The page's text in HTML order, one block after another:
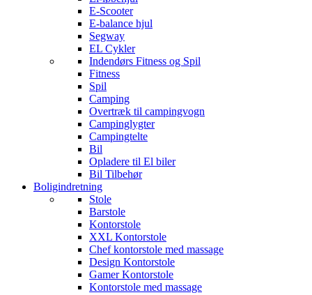
E-Scooter
E-balance hjul
Segway
EL Cykler
Indendørs Fitness og Spil
Fitness
Spil
Camping
Overtræk til campingvogn
Campinglygter
Campingtelte
Bil
Opladere til El biler
Bil Tilbehør
Boligindretning
Stole
Barstole
Kontorstole
XXL Kontorstole
Chef kontorstole med massage
Design Kontorstole
Gamer Kontorstole
Kontorstole med massage